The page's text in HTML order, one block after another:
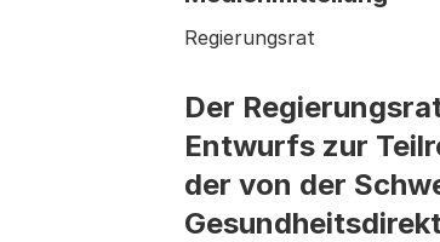
Regierungsrat
Der
Entwurfs zur
der von der